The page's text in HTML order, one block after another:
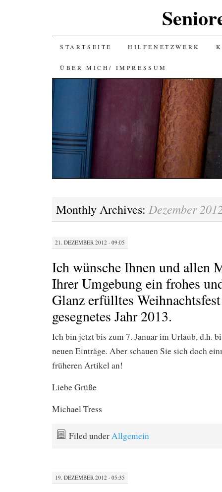
SKIP
TO
CONTENT
STARTSEITE HILFENETZWERK
ÜBER MICH/ IMPRESSUM
Monthly Archives: Dezember
21. DEZEMBER 2012 · 09:05
Ich wünsche Ihnen und allen
Ihrer Umgebung ein frohes
Glanz erfülltes
gesegnetes Jahr 2013.
Ich bin jetzt bis zum 7. Januar im Urlaub, d.h.
neuen Einträge. Aber schauen Sie sich doch
früheren Artikel an!
Liebe Grüße
Michael Tress
Filed underAllgemein
19. DEZEMBER 2012 · 05:35